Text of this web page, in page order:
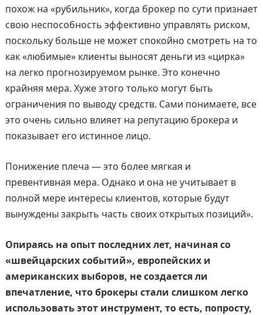
похож на «рубильник», когда брокер по сути признает
свою неспособность эффективно управлять риском,
поскольку больше не может спокойно смотреть на то
как «любимые» клиенты выносят деньги из «цирка»
на легко прогнозируемом рынке. Это конечно
крайняя мера. Хуже этого только могут быть
ограничения по выводу средств. Сами понимаете, все
это очень сильно влияет на репутацию брокера и
показывает его истинное лицо.
Понижение плеча — это более мягкая и
превентивная мера. Однако и она не учитывает в
полной мере интересы клиентов, которые будут
вынуждены закрыть часть своих открытых позиций».
Опираясь на опыт последних лет, начиная со
«швейцарских событий», европейских и
американских выборов, не создается ли
впечатление, что брокеры стали слишком легко
использовать этот инструмент, то есть, попросту,